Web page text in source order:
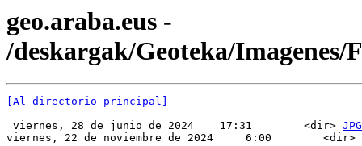
geo.araba.eus -
/deskargak/Geoteka/Imagenes/
[Al directorio principal]
viernes, 28 de junio de 2024    17:31        <dir> JPG
viernes, 22 de noviembre de 2024     6:00        <dir>